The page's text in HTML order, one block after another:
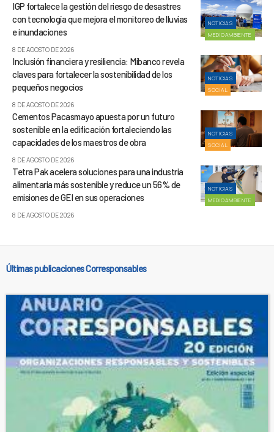
NOTICIAS
MEDIOAMBIENTE
IGP fortalece la gestión del riesgo de desastres
con tecnología que mejora el monitoreo de lluvias
e inundaciones
8 DE AGOSTO DE 2026
NOTICIAS
SOCIAL
Inclusión financiera y resiliencia: Mibanco revela
claves para fortalecer la sostenibilidad de los
pequeños negocios
8 DE AGOSTO DE 2026
NOTICIAS
SOCIAL
Cementos Pacasmayo apuesta por un futuro
sostenible en la edificación fortaleciendo las
capacidades de los maestros de obra
8 DE AGOSTO DE 2026
NOTICIAS
MEDIOAMBIENTE
Tetra Pak acelera soluciones para una industria
alimentaria más sostenible y reduce un 56% de
emisiones de GEI en sus operaciones
8 DE AGOSTO DE 2026
Últimas publicaciones Corresponsables